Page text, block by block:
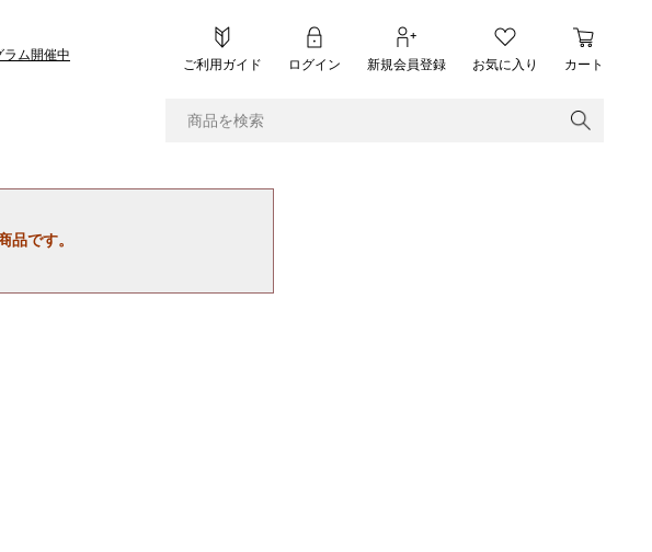
ラム開催中
ご利用ガイド ログイン 新規会員登録 お気に入り カート
品です。